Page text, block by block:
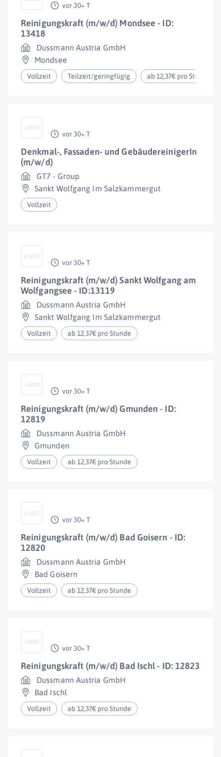
vor 30+ T
Reinigungskraft (m/w/d) Mondsee - ID:
13418
Dussmann Austria GmbH
Mondsee
Vollzeit Teilzeit/geringfügig ab 12,37€ pro Stunde
vor 30+ T
Denkmal-, Fassaden- und GebäudereinigerIn
(m/w/d)
GT7 - Group
Sankt Wolfgang Im Salzkammergut
Vollzeit
vor 30+ T
Reinigungskraft (m/w/d) Sankt Wolfgang am
Wolfgangsee - ID:13119
Dussmann Austria GmbH
Sankt Wolfgang Im Salzkammergut
Vollzeit ab 12,37€ pro Stunde
vor 30+ T
Reinigungskraft (m/w/d) Gmunden - ID:
12819
Dussmann Austria GmbH
Gmunden
Vollzeit ab 12,37€ pro Stunde
vor 30+ T
Reinigungskraft (m/w/d) Bad Goisern - ID:
12820
Dussmann Austria GmbH
Bad Goisern
Vollzeit ab 12,37€ pro Stunde
vor 30+ T
Reinigungskraft (m/w/d) Bad Ischl - ID: 12823
Dussmann Austria GmbH
Bad Ischl
Vollzeit ab 12,37€ pro Stunde